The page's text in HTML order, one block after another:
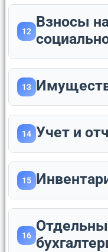
12
Взносы
13
14 Учет и
15
16